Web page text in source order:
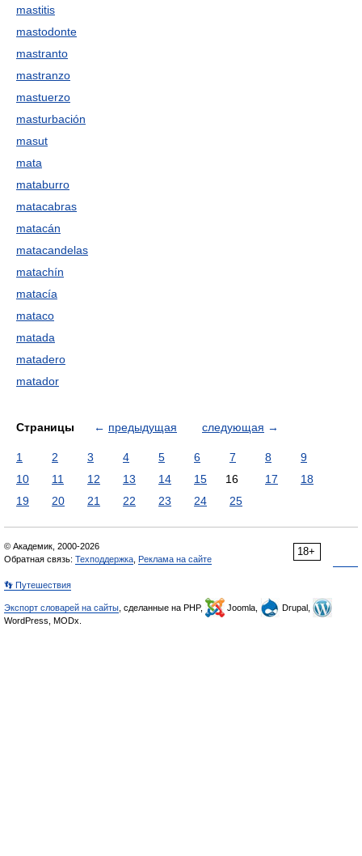
mastitis
mastodonte
mastranto
mastranzo
mastuerzo
masturbación
masut
mata
mataburro
matacabras
matacán
matacandelas
matachín
matacía
mataco
matada
matadero
matador
Страницы ← предыдущая следующая →
1 2 3 4 5 6 7 8
9
10
11 12 13 14 15 16 17
18
19
20 21 22 23 24 25
18+
© Академик, 2000-2026
Обратная связь: Техподдержка Реклама на сайте
👣 Путешествия
Экспорт словарей на сайты , сделанные на PHP, Joomla,
Drupal,
WordPress, MODx.